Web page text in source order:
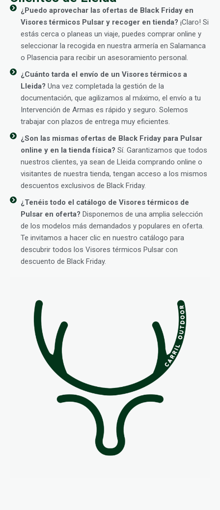
¿Puedo aprovechar las ofertas de Black Friday en
Visores térmicos Pulsar y recoger en tienda? ¡Claro! Si
estás cerca o planeas un viaje, puedes comprar online y
seleccionar la recogida en nuestra armería en Salamanca
o Plasencia para recibir un asesoramiento personal.
¿Cuánto tarda el envío de un Visores térmicos a
Lleida? Una vez completada la gestión de la
documentación, que agilizamos al máximo, el envío a tu
Intervención de Armas es rápido y seguro. Solemos
trabajar con plazos de entrega muy eficientes.
¿Son las mismas ofertas de Black Friday para Pulsar
online y en la tienda física? Sí. Garantizamos que todos
nuestros clientes, ya sean de Lleida comprando online o
visitantes de nuestra tienda, tengan acceso a los mismos
descuentos exclusivos de Black Friday.
¿Tenéis todo el catálogo de Visores térmicos de
Pulsar en oferta? Disponemos de una amplia selección
de los modelos más demandados y populares en oferta.
Te invitamos a hacer clic en nuestro catálogo para
descubrir todos los Visores térmicos Pulsar con
descuento de Black Friday.